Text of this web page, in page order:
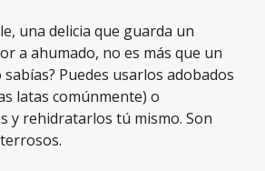
una delicia que guarda un
a ahumado, no es más que un
sabías? Puedes usarlos adobados
latas comúnmente) o
y rehidratarlos tú mismo. Son